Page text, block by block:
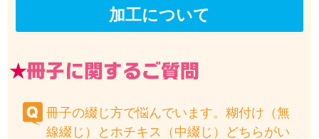
加工について
冊子に関するご質問
冊子の綴じ方で悩んでいます。糊付け（無
線綴じ）とホチキス（中綴じ）どちらがい